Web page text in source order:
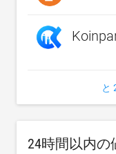
と
24時間以内